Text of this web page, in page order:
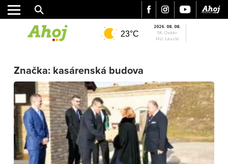
MESTO
REGIÓN
ŠPORT
KULTÚRA
FOTKY
VIDEO
MIX
23°C
2026. 08. 08.
SK: Oskár
HU: László
Značka: kasárenská budova